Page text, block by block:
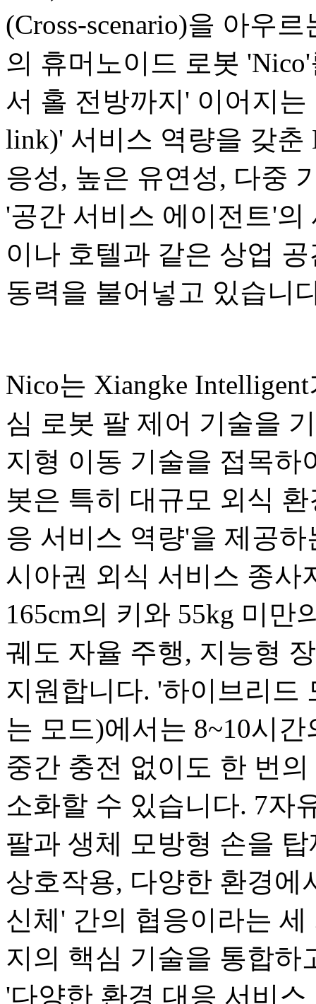
(Cross-scenario)을 아우
의 휴머노이드 로봇
서 홀 전방까지' 이어지
link)' 서비스 역량을 갖춘
응성, 높은 유연성, 다중
'공간 서비스 에이전트'
이나 호텔과 같은 상업
동력을 불어넣고 있습니
Nico는 Xiangke
심 로봇 팔 제어 기술을
지형 이동 기술을 접목하
봇은 특히 대규모 외식
응 서비스 역량'을 제공
시아권 외식 서비스 종사
165cm의 키와 55kg 미만
궤도 자율 주행, 지능형
지원합니다. '하이브리드
는 모드)에서는 8~10시
중간 충전 없이도 한 번
소화할 수 있습니다. 7자
팔과 생체 모방형 손을
상호작용, 다양한 환경에
신체' 간의 협응이라는
지의 핵심 기술을 통합하
'다양한 환경 대응 서비